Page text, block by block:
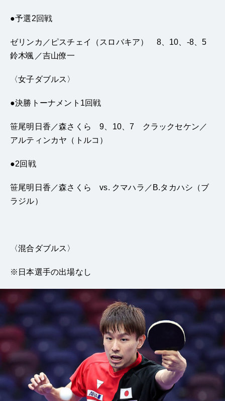
●予選2回戦
ゼリンカ／ピスチェイ（スロバキア） 8、 10、 -8、5
鈴木颯／吉山僚一
〈女子ダブルス〉
●決勝トーナメント 1回戦
笹尾明日香／森さくら9、 10、7 クラックセケン／
アルティンカヤ（トルコ）
●2回戦
笹尾明日香／森さくらvs. クマハラ／ B.タカハシ（ブ
ラジル）
〈混合 ダブルス〉
※日本選手の出場なし